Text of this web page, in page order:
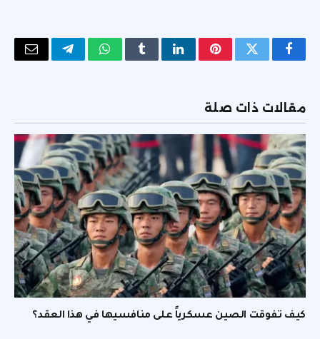
فيسبوكتويتر بينتيريستلينكدإنTumblrواتسابتيلقرامالبريد
مقالات ذات صلة
كيف تفوقت الصين عسكرياً على منافسيها في هذا العقد؟